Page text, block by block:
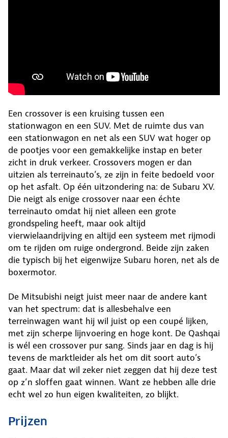
Een crossover is een kruising tussen een
stationwagon en een SUV. Met de ruimte dus van
een stationwagon en net als een SUV wat hoger op
de pootjes voor een gemakkelijke instap en beter
zicht in druk verkeer. Crossovers mogen er dan
uitzien als terreinauto’s, ze zijn in feite bedoeld voor
op het asfalt. Op één uitzondering na: de Subaru XV.
Die neigt als enige crossover naar een échte
terreinauto omdat hij niet alleen een grote
grondspeling heeft, maar ook altijd
vierwielaandrijving en altijd een systeem met rijmodi
om te rijden om ruige ondergrond. Beide zijn zaken
die typisch bij het eigenwijze Subaru horen, net als de
boxermotor.
De Mitsubishi neigt juist meer naar de andere kant
van het spectrum: dat is allesbehalve een
terreinwagen want hij wil juist op een coupé lijken,
met zijn scherpe lijnvoering en hoge kont. De Qashqai
is wél een crossover pur sang. Sinds jaar en dag is hij
tevens de marktleider als het om dit soort auto’s
gaat. Maar dat wil zeker niet zeggen dat hij deze test
op z’n sloffen gaat winnen. Want ze hebben alle drie
echt wel zo hun eigen kwaliteiten, zo blijkt.
Prijzen